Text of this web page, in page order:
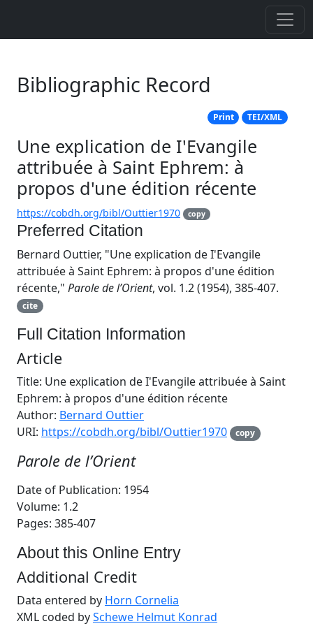
Bibliographic Record
Print TEI/XML
Une explication de I'Evangile
attribuée à Saint Ephrem: à
propos d'une édition récente
https://cobdh.org/bibl/Outtier1970 copy
Preferred Citation
Bernard Outtier, "Une explication de I'Evangile
attribuée à Saint Ephrem: à propos d'une édition
récente," Parole de l’Orient, vol. 1.2 (1954), 385-407.
cite
Full Citation Information
Article
Title: Une explication de I'Evangile attribuée à Saint
Ephrem: à propos d'une édition récente
Author: Bernard Outtier
URI: https://cobdh.org/bibl/Outtier1970 copy
Parole de l’Orient
Date of Publication: 1954
Volume: 1.2
Pages: 385-407
About this Online Entry
Additional Credit
Data entered by Horn Cornelia
XML coded bySchewe Helmut Konrad